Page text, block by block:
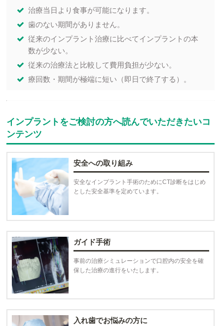
治療当日より食事が可能になります。
歯のない期間がありません。
従来のインプラント治療に比べてインプラントの本
数が少ない。
従来の治療法と比較して費用負担が少ない。
療回数・期間が極端に短い（即日で終了する）。
インプラントをご検討の方へ読んでいただきたいコ
ンテンツ
安全への取り組み
安全なインプラント手術のためにCT診断をはじめ
とした安全基準を定めています。
ガイド手術
事前の治療シミュレーションで口腔内の安全を確
保した治療の進行をいたします。
入れ歯でお悩みの方に